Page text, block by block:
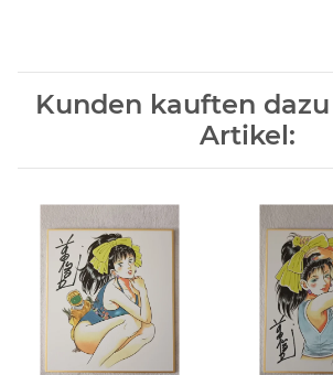
Kunden kauften
Artikel: